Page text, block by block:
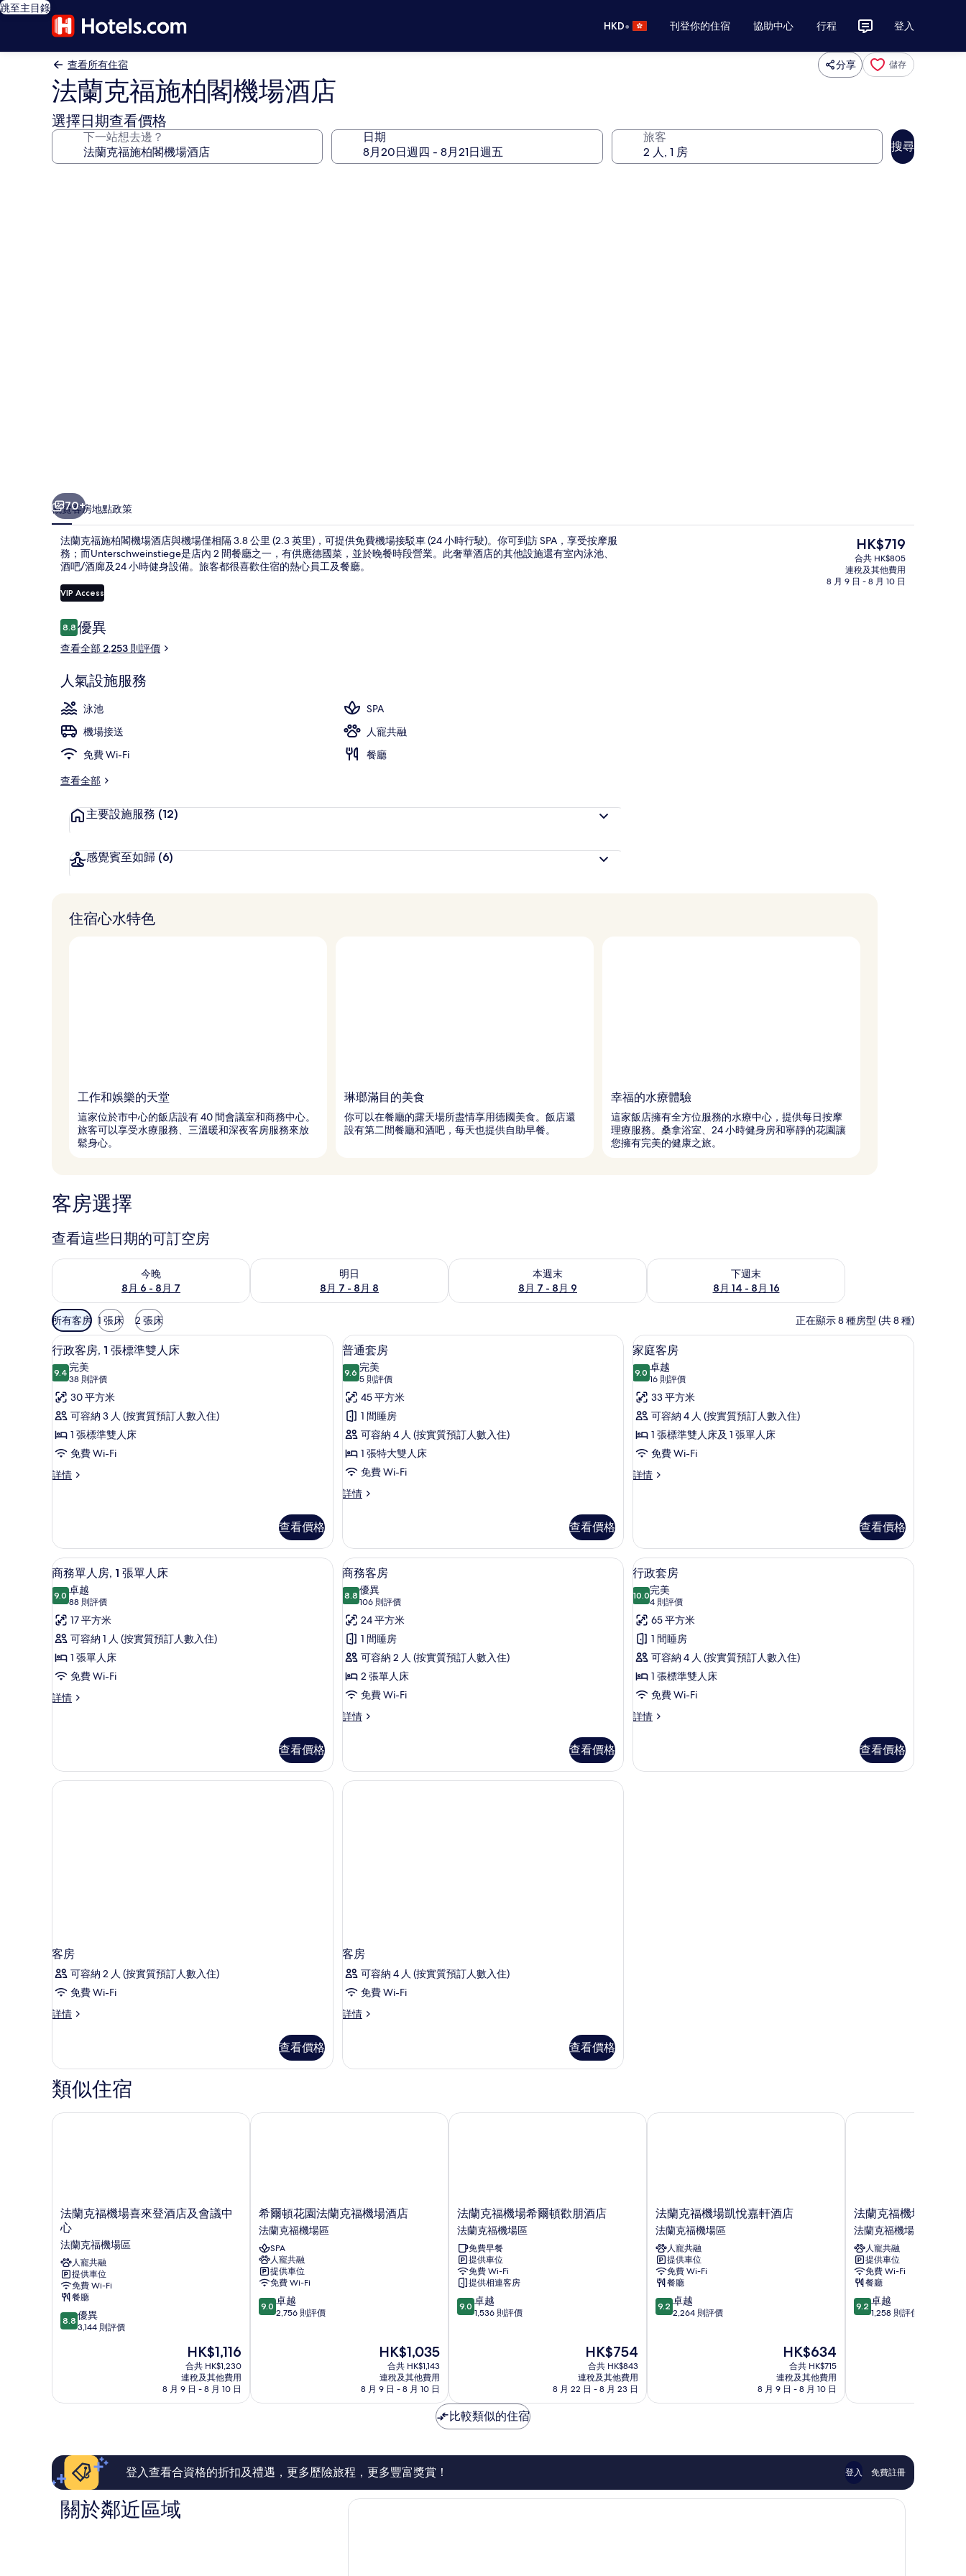
跳至主目錄
HKD• 刊登你的住宿 協助中心 行程 登入
查看所有住宿 分享 儲存
法蘭克福施柏閣機場酒店
選擇日期查看價格
下一站想去邊？ 日期 旅客
搜尋
2 間餐廳；供應早餐和晚餐
70+
概覽客房地點政策
法蘭克福施柏閣機場酒店與機場僅相隔 3.8 公里 (2.3 英里)，可提供免費機場接駁車 (24 小時行駛)。你可到訪 SPA，享受按摩服
務；而Unterschweinstiege是店內 2 間餐廳之一，有供應德國菜，並於晚餐時段營業。此奢華酒店的其他設施還有室內泳池、
酒吧/酒廊及24 小時健身設備。旅客都很喜歡住宿的熱心員工及餐廳。
VIP Access
評
價
8.88.8 分，滿分 10 分，
優異
查看全部 2,253 則評價
人氣設施服務
泳池
SPA
機場接送
人寵共融
免費 Wi-Fi
餐廳
查看全部
主要設施服務 (12)
感覺賓至如歸 (6)
現
價
HK$719
HK$719
合共 HK$805
連稅及其他費用
8 月 9 日 - 8 月 10 日
住宿心水特色
工作和娛樂的天堂
這家位於市中心的飯店設有 40 間會議室和商務中心。
旅客可以享受水療服務、三溫暖和深夜客房服務來放
鬆身心。
琳瑯滿目的美食
你可以在餐廳的露天場所盡情享用德國美食。飯店還
設有第二間餐廳和酒吧，每天也提供自助早餐。
幸福的水療體驗
這家飯店擁有全方位服務的水療中心，提供每日按摩
理療服務。桑拿浴室、24 小時健身房和寧靜的花園讓
您擁有完美的健康之旅。
客房選擇
查看這些日期的可訂空房
今晚
8月 6 - 8月 7
查看今晚 8月 6 - 8月 7的可訂空房
明日
8月 7 - 8月 8
查看明日 8月 7 - 8月 8的可訂空房
本週末
8月 7 - 8月 9
查看本週末 8月 7 - 8月 9的可訂空房
下週末
8月 14 - 8月 16
查看下週末 8月 14 - 8月 16的可訂空房
可
用
嘅
客
房
篩
選
件
所有客房 1 張床 2 張床 正在顯示 8 種房型 (共 8 種)
載
入
所
有
行
政
客
房,
準
雙
人
床
的
相
片
行政客房, 1 張標準雙人床 | 防敏寢具、迷你吧、房內夾萬、書桌
6
行政客房, 1 張標準雙人床
9.49.4 分，滿分 10 分
完美
38 則評價
(38
則
評
價)
30 平方米
可容納 3 人 (按實質預訂人數入住)
1 張標準雙人床
免費 Wi-Fi
詳情
行
張
標
準
雙
人
床
詳
情
查看價格
載
入
所
有
普
通
套
房
的
普通套房 | 防敏寢具、迷你吧、房內夾萬、書桌
5
普通套房
9.69.6 分，滿分 10 分
完美
5 則評價
(5
則
評
價)
45 平方米
1 間睡房
可容納 4 人 (按實質預訂人數入住)
1 張特大雙人床
免費 Wi-Fi
詳情
普
詳
情
查看價格
載
入
所
有
家
庭
客
房
家庭客房 | 防敏寢具、迷你吧、房內夾萬、書桌
4
家庭客房
9.09.0 分，滿分 10 分
卓越
16 則評價
(16
則
評
價)
33 平方米
可容納 4 人 (按實質預訂人數入住)
1 張標準雙人床及 1 張單人床
免費 Wi-Fi
詳情
家
情
查看價格
載
入
所
有
商
務
單
人
單
人
防敏寢具、迷你吧、房內夾萬、書桌
6
商務單人房, 1 張單人床
9.09.0 分，滿分 10 分
卓越
88 則評價
(88
則
評
價)
17 平方米
可容納 1 人 (按實質預訂人數入住)
1 張單人床
免費 Wi-Fi
詳情
商
1
張
單
查看價格
載
入
所
有
商
務
客
房
的
防敏寢具、迷你吧、房內夾萬、書桌
6
商務客房
8.88.8 分，滿分 10 分
優異
106 則評價
(106
則
評
價)
24 平方米
1 間睡房
可容納 2 人 (按實質預訂人數入住)
2 張單人床
免費 Wi-Fi
詳情
商
詳
情
查看價格
載
入
所
有
行
政
套
房
的
行政套房 | 防敏寢具、迷你吧、房內夾萬、書桌
4
行政套房
10.010.0 分，滿分 10 分
完美
4 則評價
(4
則
評
價)
65 平方米
1 間睡房
可容納 4 人 (按實質預訂人數入住)
1 張標準雙人床
免費 Wi-Fi
詳情
行
詳
查看價格
客房
可容納 2 人 (按實質預訂人數入住)
免費 Wi-Fi
詳情
客
查看價格
客房
可容納 4 人 (按實質預訂人數入住)
免費 Wi-Fi
詳情
客
查看價格
類似住宿
法
蘭
克
福
機
場
喜
來
登
酒
心
福
場
法蘭克福機場喜來登酒店及會議中
心
法蘭克福機場區
人寵共融
提供車位
免費 Wi-Fi
餐廳
8.8
分
優
評
篇
價
8.8 優異
3,144 則評價
現
售
HK$1,116
HK$1,116
合共 HK$1,230
連稅及其他費用
8 月 9 日 - 8 月 10 日
法蘭克福機場喜來登酒店及會議中心
希
爾
頓
花
園
法
蘭
克
福
克
區
希爾頓花園法蘭克福機場酒店
法蘭克福機場區
SPA
人寵共融
提供車位
免費 Wi-Fi
9.0
分
越，
價
篇
評
9.0 卓越
2,756 則評價
現
HK$1,035
HK$1,035
合共 HK$1,143
連稅及其他費用
8 月 9 日 - 8 月 10 日
希爾頓花園法蘭克福機場酒店
法
蘭
克
福
機
場
希
爾
頓
克
福
機
區
法蘭克福機場希爾頓歡朋酒店
法蘭克福機場區
免費早餐
提供車位
免費 Wi-Fi
提供相連客房
9.0
分
越，
1,536
則
價
9.0 卓越
1,536 則評價
現
售
HK$754
HK$754
合共 HK$843
連稅及其他費用
8 月 22 日 - 8 月 23 日
法蘭克福機場希爾頓歡朋酒店
法
蘭
克
福
機
場
凱
悅
嘉
福
法蘭克福機場凱悅嘉軒酒店
法蘭克福機場區
人寵共融
提供車位
免費 Wi-Fi
餐廳
9.2
分
越，
價
9.2 卓越
2,264 則評價
現
售
HK$634
HK$634
合共 HK$715
連稅及其他費用
8 月 9 日 - 8 月 10 日
法蘭克福機場凱悅嘉軒酒店
法
蘭
克
福
機
場
萬
豪
酒
場
法蘭克福機場萬豪酒
法蘭克福機場區
人寵共融
提供車位
免費 Wi-Fi
餐廳
9.2
分
越，
價
篇
9.2 卓越
1,258 則評價
法蘭克福機場萬豪酒店
比較類似的住宿
登入查看合資格的折扣及禮遇，更多歷險旅程，更多豐富獎賞！ 登入 免費註冊
關於鄰近區域